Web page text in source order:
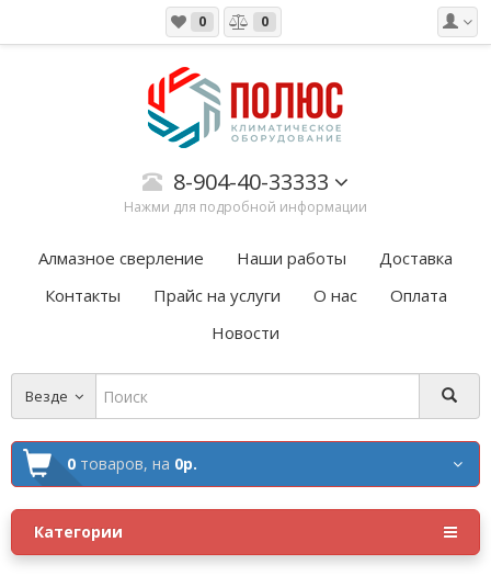
0 0
8-904-40-33333
Нажми для подробной информации
Алмазное сверление Наши работы
Доставка
Контакты
Прайс на услуги О нас
Оплата
Новости
Везде
0 товаров, на 0р.
Категории